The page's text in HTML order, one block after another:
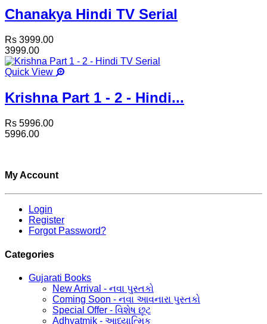
Chanakya Hindi TV Serial
Rs 3999.00
3999.00
Quick View
Krishna Part 1 - 2 - Hindi...
Rs 5996.00
5996.00
My Account
Login
Register
Forgot Password?
Categories
Gujarati Books
New Arrival - નવા પુસ્તકો
Coming Soon - નવા આવનારા પુસ્તકો
Special Offer - વિશેષ છૂટ
Adhyatmik - આધ્યાત્મિક